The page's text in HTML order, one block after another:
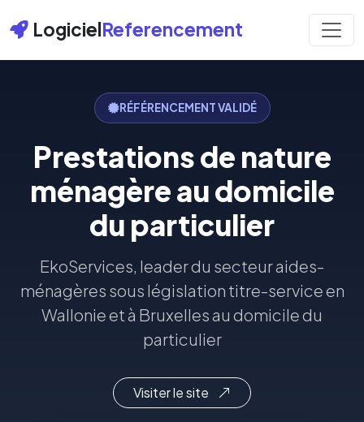
LogicielReferencement
RÉFÉRENCEMENT VALIDÉ
Prestations de nature
ménagère au domicile
du particulier
EkoServices, leader du secteur aides-
ménagères sous législation titre-service en
Wallonie et à Bruxelles au domicile du
particulier
Visiter le site